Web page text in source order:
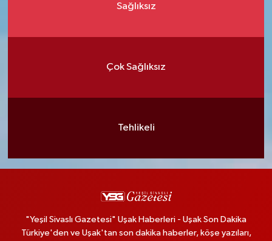
Sağlıksız
Çok Sağlıksız
Tehlikeli
"Yeşil Sivaslı Gazetesi" Uşak Haberleri - Uşak Son Dakika
Türkiye'den ve Uşak'tan son dakika haberler, köşe yazıları,